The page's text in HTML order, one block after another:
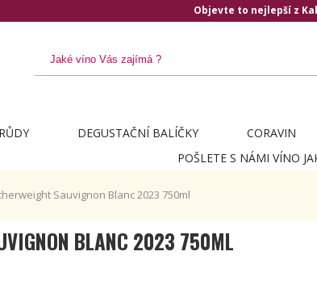
Objevte to nejlepší z
DEGUSTAČNÍ BALÍČKY CORAVIN
POŠLETE S NÁMI VÍNO
Sauvignon Blanc 2023 750ml
BLANC 2023 750ML